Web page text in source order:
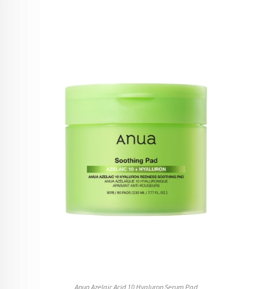
Anua Azelaic Acid 10 Hyaluron Serum Pad